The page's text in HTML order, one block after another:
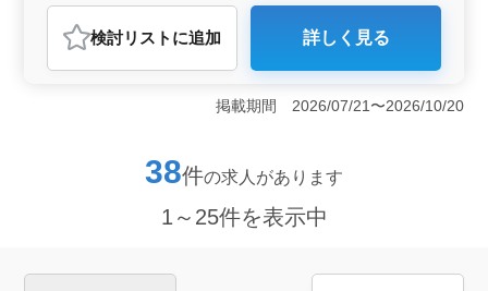
おすすめポイント
＜中高年活躍中のデイサービスでの看護師募集＞ デイ
サービスでの看護師募集です。経験豊富な中高年の方々
が活躍しており、あなたの経験を活かして働くことがで
きます。ライフワークバランスを考えながら、安心して
容＞ デイサービス利用者の健康管理や介護補助、リハ
ビリ指導など、多岐にわたる看護業務を担当します。残
すいのが特徴です。経験者は即戦力として期待されてい
年2回支給され、頑張りがしっかりと評価されます。しっ
検討リスト に追加 詳しく見る
掲載期間 2026/07/21〜2026/10/20
38件の求人があります
1～25件を表示中